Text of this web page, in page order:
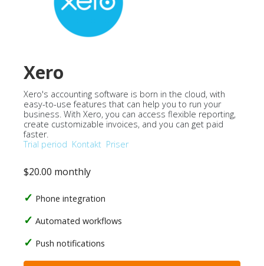
Xero
Xero's accounting software is born in the cloud, with
easy-to-use features that can help you to run your
business. With Xero, you can access flexible reporting,
create customizable invoices, and you can get paid
faster.
Trial period Kontakt Priser
$20.00 monthly
Phone integration
Automated workflows
Push notifications